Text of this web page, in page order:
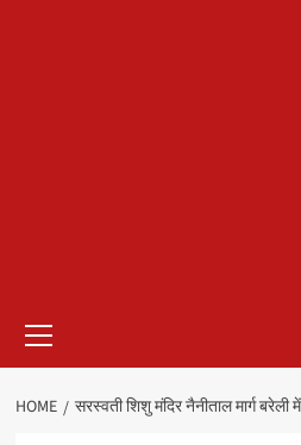
Menu
HOME सरस्वती शिशु मंदिर नैनीताल मार्ग बरेली